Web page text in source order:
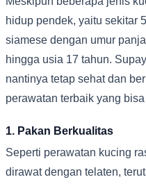
hidup pendek, yaitu sekitar
siamese dengan umur
hingga usia 17 tahun.
nantinya tetap sehat dan
perawatan terbaik yang
1. Pakan Berkualitas
Seperti perawatan kucing
dirawat dengan telaten,